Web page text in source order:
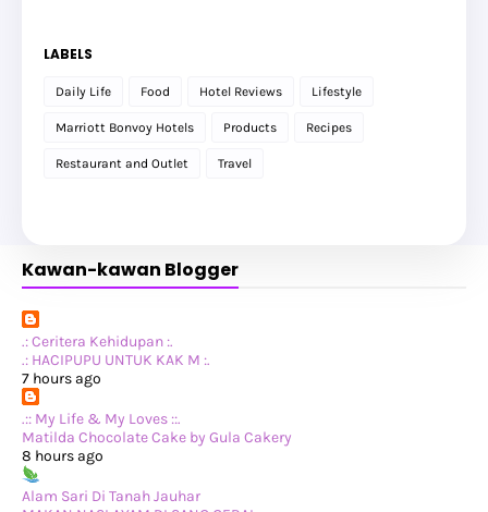
►October 2025
►August 2025(8)
July 2025
►May 2025(12)
►
April 2025
(2)
►February 2025(1)
►September 2024(34)
►August 2024(29)
►May 2024(29)
►April 2024(17)
►March 2024
► January 2024(14)
▼2023(365)
►December 2023
(10)
November 2023
▼October 2023 (41)
Salam Jumaat - Surah Ibrahim
LABELS
Daily Life Food Hotel Reviews Lifestyle
Marriott Bonvoy Hotels Products Recipes
Restaurant and Outlet Travel
Kawan-kawan Blogger
.: Ceritera Kehidupan :.
.: HACIPUPU UNTUK KAK M :.
7 hours ago
.:: My Life & My Loves ::.
Matilda Chocolate Cake by Gula Cakery
8 hours ago
Alam Sari Di Tanah Jauhar